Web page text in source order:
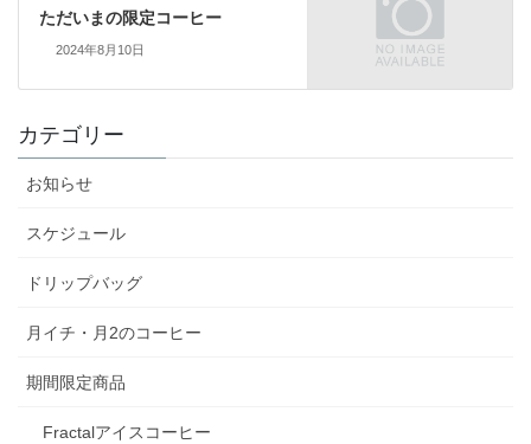
ただいまの限定コーヒー
2024年8月10日
カテゴリー
お知らせ
スケジュール
ドリップバッグ
月イチ・月2のコーヒー
期間限定商品
Fractalアイスコーヒー